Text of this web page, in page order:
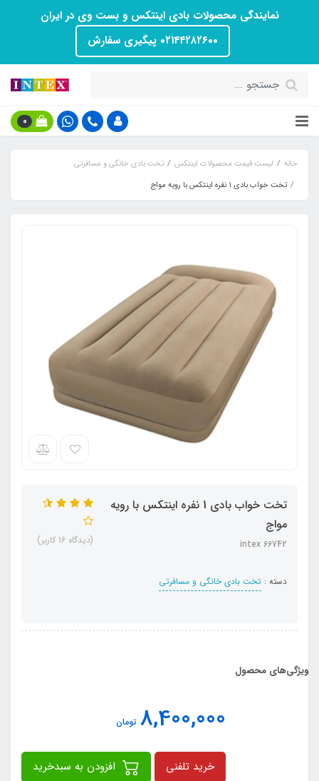
نمایندگی محصولات بادی اینتکس و بست وی در ایران
۰۲۱۴۴۲۸۲۶۰۰ پیگیری سفارش
0
خانه لیست قیمت محصولات اینتکس
تخت بادی خانگی و مسافرتی
تخت خواب بادی 1 نفره اینتکس با رویه مواج
تخت خواب بادی 1 نفره اینتکس با رویه
مواج
intex 66742
دسته : تخت بادی خانگی و مسافرتی
(دیدگاه 16 کاربر)
ویژگی‌های محصول
8,400,000 تومان
خرید تلفنی